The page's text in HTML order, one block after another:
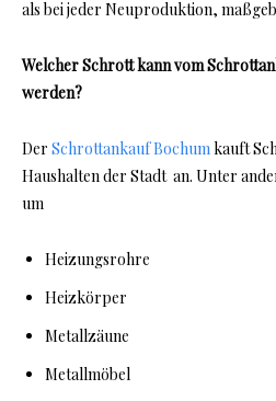
als bei jeder Neuproduktion,
Welcher Schrott kann vom
werden?
Der Schrottankauf Bochumkauft
Haushalten der Stadt an. Unter
um
Heizungsrohre
Heizkörper
Metallzäune
Metallmöbel